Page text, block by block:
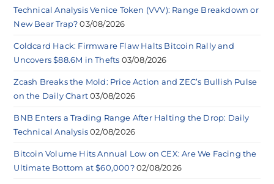
Technical Analysis Venice Token (VVV): Range Breakdown or
New Bear Trap? 03/08/2026
Coldcard Hack: Firmware Flaw Halts Bitcoin Rally and
Uncovers $88.6M in Thefts 03/08/2026
Zcash Breaks the Mold: Price Action and ZEC’s Bullish Pulse
on the Daily Chart 03/08/2026
BNB Enters a Trading Range After Halting the Drop: Daily
Technical Analysis 02/08/2026
Bitcoin Volume Hits Annual Low on CEX: Are We Facing the
Ultimate Bottom at $60,000? 02/08/2026